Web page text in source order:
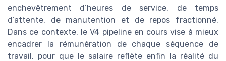
enchevêtrement d’heures de service, de temps
d’attente, de manutention et de repos fractionné.
Dans ce contexte, le V4 pipeline en cours vise à mieux
encadrer la rémunération de chaque séquence de
travail, pour que le salaire reflète enfin la réalité du